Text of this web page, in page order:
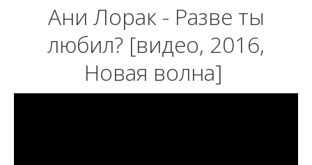
Ани Лорак - Разве ты
любил? [видео, 2016,
Новая волна]